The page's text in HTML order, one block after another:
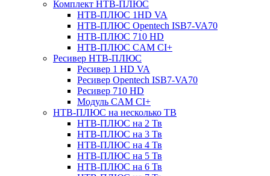
Комплект НТВ-ПЛЮС
НТВ-ПЛЮС 1HD VA
НТВ-ПЛЮС Opentech ISB7-VA70
НТВ-ПЛЮС 710 HD
НТВ-ПЛЮС CAM CI+
Ресивер НТВ-ПЛЮС
Ресивер 1 HD VA
Ресивер Opentech ISB7-VA70
Ресивер 710 HD
Модуль CAM CI+
НТВ-ПЛЮС на несколько ТВ
НТВ-ПЛЮС на 2 Тв
НТВ-ПЛЮС на 3 Тв
НТВ-ПЛЮС на 4 Тв
НТВ-ПЛЮС на 5 Тв
НТВ-ПЛЮС на 6 Тв